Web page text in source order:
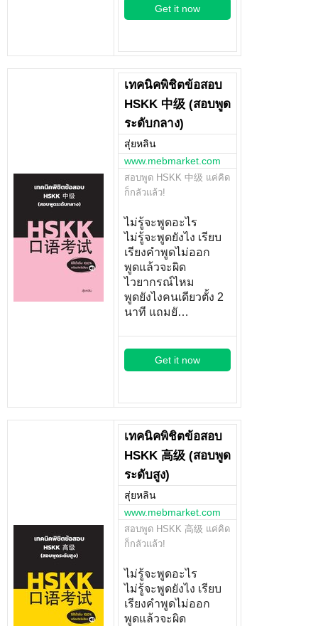
Get it now
เทคนิคพิชิตข้อสอบ
HSKK 中级 (สอบพูด
ระดับกลาง)
สุ่ยหลิน
www.mebmarket.com
สอบพูด HSKK 中级 แค่คิด
ก็กลัวแล้ว!
ไม่รู้จะพูดอะไร
ไม่รู้จะพูดยังไง เรียบ
เรียงคำพูดไม่ออก
พูดแล้วจะผิด
ไวยากรณ์ไหม
พูดยังไงคนเดียวตั้ง 2
นาที แถมยั…
Get it now
เทคนิคพิชิตข้อสอบ
HSKK 高级 (สอบพูด
ระดับสูง)
สุ่ยหลิน
www.mebmarket.com
สอบพูด HSKK 高级 แค่คิด
ก็กลัวแล้ว!
ไม่รู้จะพูดอะไร
ไม่รู้จะพูดยังไง เรียบ
เรียงคำพูดไม่ออก
พูดแล้วจะผิด